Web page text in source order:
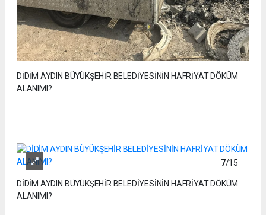
DİDİM AYDIN BÜYÜKŞEHİR BELEDİYESİNİN HAFRİYAT DÖKÜM
ALANIMI?
7/15
DİDİM AYDIN BÜYÜKŞEHİR BELEDİYESİNİN HAFRİYAT DÖKÜM
ALANIMI?